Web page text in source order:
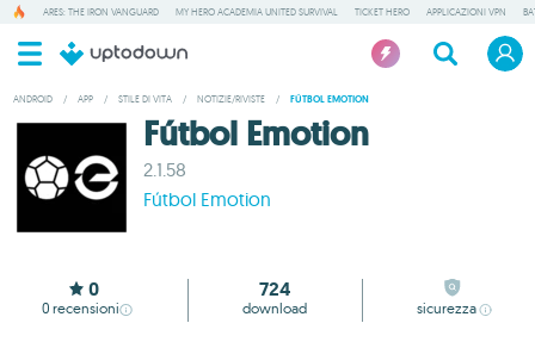
ARES: THE IRON VANGUARD MY HERO ACADEMIA UNITED SURVIVAL TICKET HERO APPLICAZIONI VPN
ANDROID / APP / STILE DI VITA / NOTIZIE/RIVISTE / FÚTBOL EMOTION
Fútbol Emotion
2.1.58
Fútbol Emotion
0
0 recensioni
724
download sicurezza